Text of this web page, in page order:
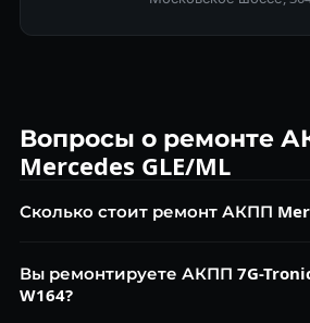
Вопросы о ремонте
Mercedes GLE/ML
Сколько стоит ремонт АКПП
гидроблока от 18 000 ₽, капитальный
Вы ремонтируете АКПП 7G-
W164?